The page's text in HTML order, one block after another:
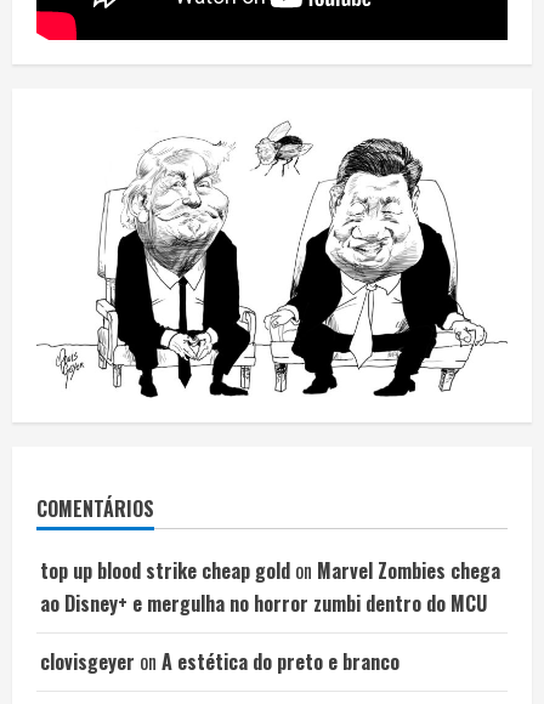
COMENTÁRIOS
top up blood strike cheap gold on Marvel Zombies chega
ao Disney+ e mergulha no horror zumbi dentro do MCU
clovisgeyer on A estética do preto e branco